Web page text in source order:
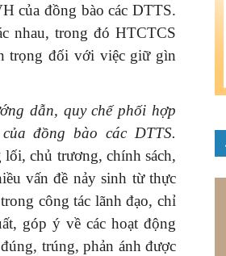
của đồng bào các DTTS.
nhau, trong đó HTCTCS
trọng đối với việc giữ gìn
dẫn, quy chế phối hợp
đồng bào các DTTS.
chủ trương, chính sách,
vấn đề nảy sinh từ thực
công tác lãnh đạo, chỉ
góp ý về các hoạt động
trúng, phản ánh được